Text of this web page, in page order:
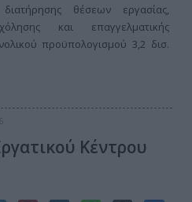
θέσεων εργασίας,
και επαγγελματικής
προϋπολογισμού 3,2 δισ.
Κέντρου